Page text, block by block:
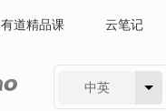
有道精品课 云笔记
中英